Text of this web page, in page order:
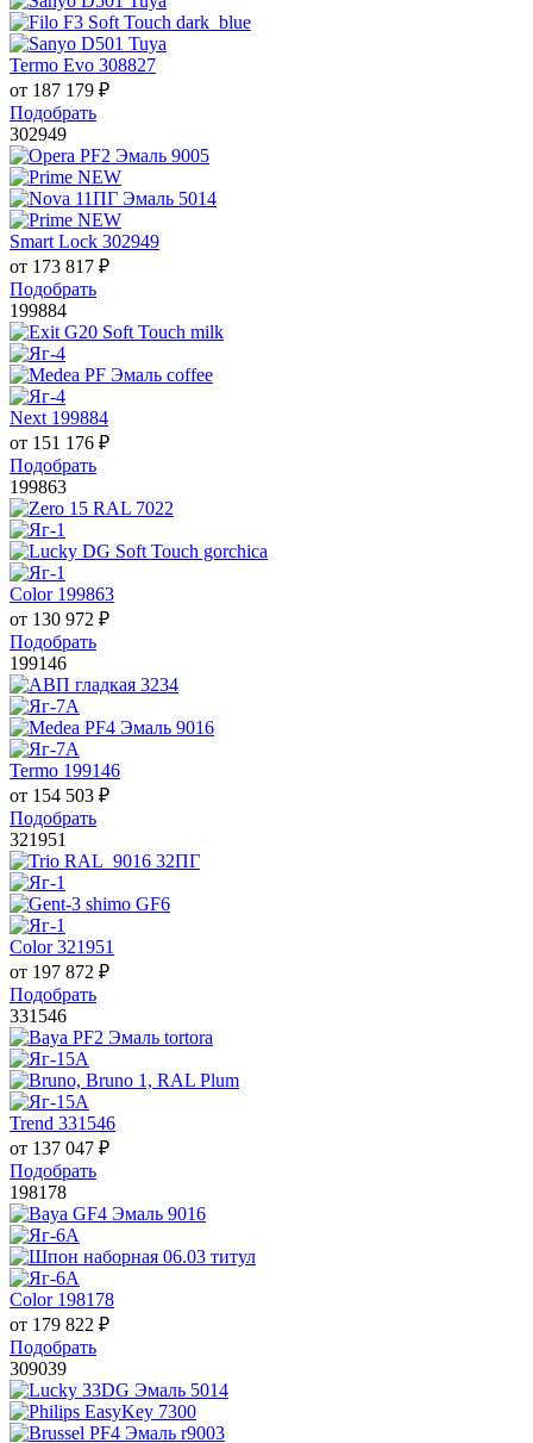
Termo Evo 308827
от 187 179 ₽
Подобрать
302949
Smart Lock 302949
от 173 817 ₽
Подобрать
199884
Next 199884
от 151 176 ₽
Подобрать
199863
Color 199863
от 130 972 ₽
Подобрать
199146
Termo 199146
от 154 503 ₽
Подобрать
321951
Color 321951
от 197 872 ₽
Подобрать
331546
Trend 331546
от 137 047 ₽
Подобрать
198178
Color 198178
от 179 822 ₽
Подобрать
309039